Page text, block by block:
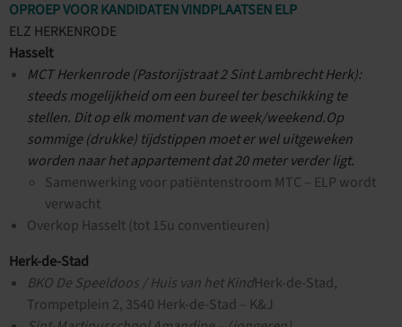
OPROEP VOOR KANDIDATEN VINDPLAATSEN ELP
ELZ HERKENRODE
Hasselt
MCT Herkenrode (Pastorijstraat 2 Sint Lambrecht Herk):
steeds mogelijkheid om een bureel ter beschikking te
stellen. Dit op elk moment van de week/weekend.Op
sommige (drukke) tijdstippen moet er wel uitgeweken
worden naar het appartement dat 20 meter verder ligt.
Samenwerking voor patiëntenstroom MTC – ELP wordt
verwacht
Overkop Hasselt (tot 15u conventieuren)
Herk-de-Stad
BKO De Speeldoos / Huis van het KindHerk-de-Stad,
Trompetplein 2, 3540 Herk-de-Stad – K&J